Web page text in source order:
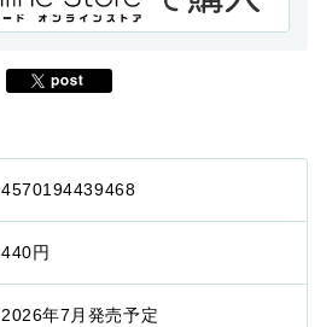
4570194439468
440円
2026年7月発売予定